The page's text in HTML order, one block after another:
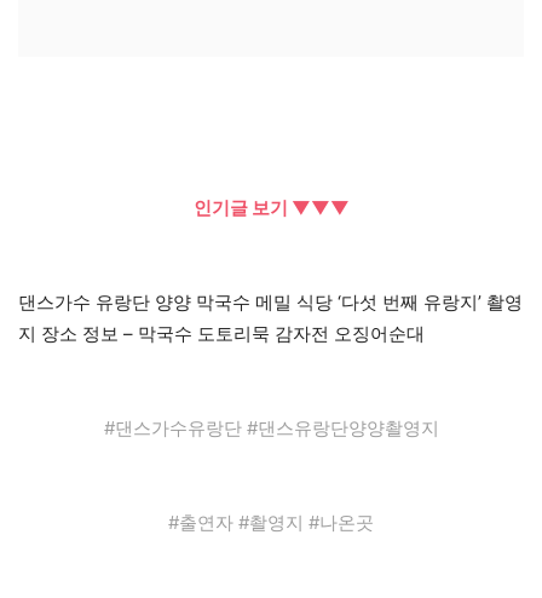
인기글 보기 ▼▼▼
댄스가수 유랑단 양양 막국수 메밀 식당 ‘다섯 번째 유랑지’ 촬영
지 장소 정보 – 막국수 도토리묵 감자전 오징어순대
#댄스가수유랑단 #댄스유랑단양양촬영지
#출연자 #촬영지 #나온곳